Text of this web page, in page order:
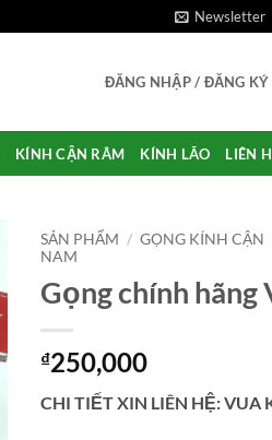
Newsletter
ĐĂNG NHẬP / ĐĂNG KÝ
KÍNH CẬN RÂM KÍNH LÃO LIÊN
SẢN PHẨM / GỌNG KÍNH CẬN
NAM
Gọng chính hãng
₫250,000
CHI TIẾT XIN LIÊN HỆ: VUA